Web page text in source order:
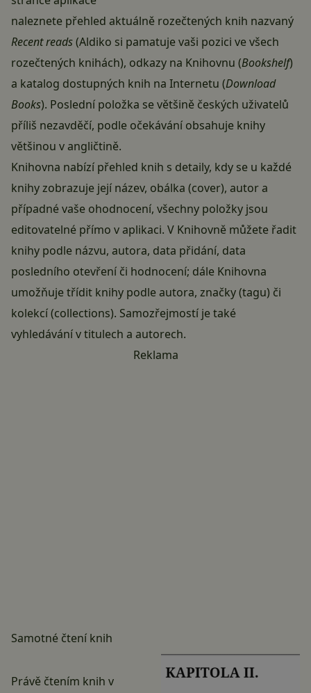
naleznete přehled aktuálně rozečtených knih nazvaný
Recent reads(Aldiko si pamatuje vaši pozici ve všech
rozečtených knihách), odkazy na Knihovnu (Bookshelf)
a katalog dostupných knih na Internetu (Download
Books). Poslední položka se většině českých uživatelů
příliš nezavděčí, podle očekávání obsahuje knihy
většinou v angličtině.
Knihovna nabízí přehled knih s detaily, kdy se u každé
knihy zobrazuje její název, obálka (cover), autor a
případné vaše ohodnocení, všechny položky jsou
editovatelné přímo v aplikaci. V Knihovně můžete řadit
knihy podle názvu, autora, data přidání, data
posledního otevření či hodnocení; dále Knihovna
umožňuje třídit knihy podle autora, značky (tagu) či
kolekcí (collections). Samozřejmostí je také
vyhledávání v titulech a autorech.
Reklama
Samotné čtení knih
Právě čtením knih v